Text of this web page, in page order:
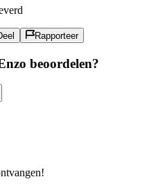
Rapporteer
beoordelen?